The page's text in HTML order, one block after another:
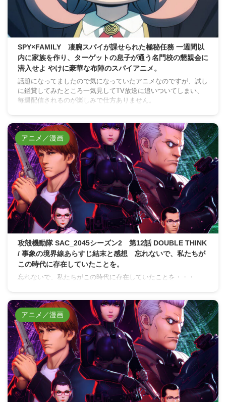
SPY×FAMILY 凄腕スパイが課せられた極秘任務 一週間以
内に家族を作り、ターゲットの息子が通う名門校の懇親会に
潜入せよ やけに豪華な布陣のスパイアニメ。
話題になってましたので気になっていたアニメなのですが、試し
に鑑賞してみたところ一気見してTV放送に追いついてしまい、
毎週配信されるのが楽しみで仕方ありません。
アニメ／漫画
攻殻機動隊 SAC_2045シーズン2 第12話 DOUBLE THINK
/ 事象の境界線あらすじ結末と感想 忘れないで、私たちが
この時代に存在していたことを。
忘れないで、私たちがこの時代に存在していたことを・・・
アニメ／漫画